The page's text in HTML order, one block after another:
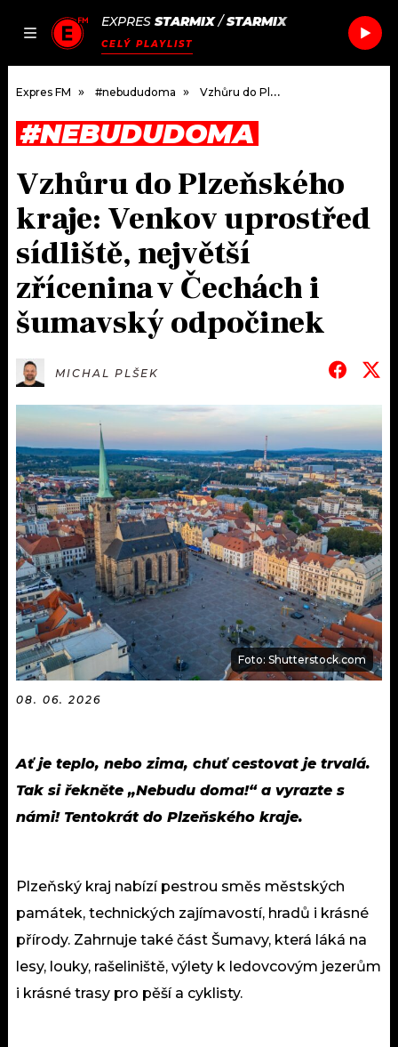
JAK
SEZNAM.CZ
EXPRES STARMIX/STARMIX
CELÝ PLAYLIST
DOMŮ
ČLÁNKY
AKTUÁLNĚ
HUDBA
ROZHOVORY
#NEBUDUDOMA
KALENDÁŘ
KVÍZY
VIP
TRENDY
KULTURA
MIX
OSTATNÍ
PODCASTY
JAK NALADIT
RÁDIO
APLIKACE
PROGRAM
PLAYLIST
JAK NALADIT
SOUTĚŽE
Expres FM #nebududoma Vzhůru do Plzeňského kraje: Venkov uprostřed sídliště, největší zřícenina v Čechách i šumavský odpočinek
#NEBUDUDOMA
Vzhůru do Plzeňského
kraje: Venkov uprostřed
sídliště, největší
zřícenina v Čechách i
šumavský odpočinek
MICHAL PLŠEK
Foto: Shutterstock.com
08. 06. 2026
Ať je teplo, nebo zima, chuť cestovat je trvalá.
Tak si řekněte „Nebudu doma!“ a vyrazte s
námi! Tentokrát do Plzeňského kraje.
Plzeňský kraj nabízí pestrou směs městských
památek, technických zajímavostí, hradů i krásné
přírody. Zahrnuje také část Šumavy, která láká na
lesy, louky, rašeliniště, výlety k ledovcovým jezerům
i krásné trasy pro pěší a cyklisty.